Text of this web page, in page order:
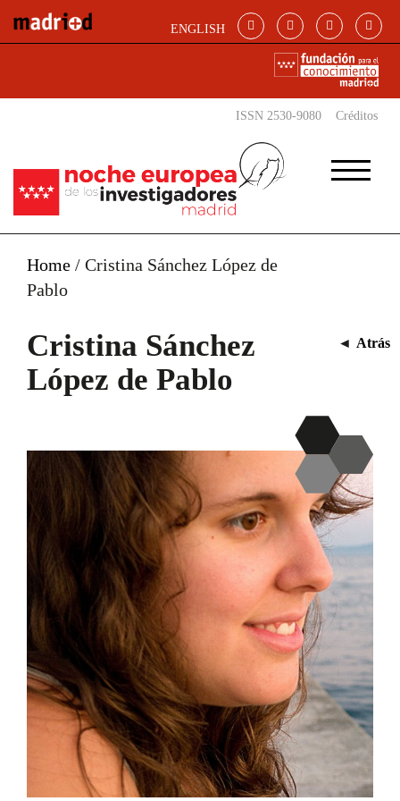
ENGLISH
ISSN 2530-9080 Créditos
Home / Cristina Sánchez López de
Pablo
Cristina Sánchez
López de Pablo
◄ Atrás